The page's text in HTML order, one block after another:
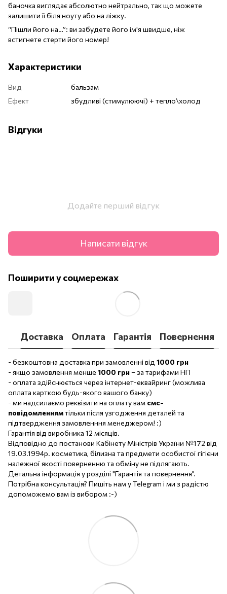
баночка виглядає абсолютно нейтрально, так що можете
залишити її біля ноуту або на ліжку.
“Пішли його на…”: ви забудете його ім'я швидше, ніж
встигнете стерти його номер!
Характеристики
Вид
бальзам
Ефект
збудливі (стимулюючі) + тепло\холод
Відгуки
Додайте перший відгук
Написати відгук
Поширити у соцмережах
Доставка Оплата Гарантія Повернення
- безкоштовна доставка при замовленні від 1000 грн
- якщо замовлення менше 1000 грн– за тарифами НП
- оплата здійснюється через інтернет-еквайринг (можлива
оплата карткою будь-якого вашого банку)
- ми надсилаємо реквізити на оплату вам смс-
повідомленнямтільки після узгодження деталей та
підтвердження замовленння менеджером! :)
Гарантія від виробника 12 місяців.
Відповідно до постанови Кабінету Міністрів України №172 від
19.03.1994р. косметика, білизна та предмети особистої гігієни
належної якості поверненню та обміну не підлягають.
Детальна інформація у розділі "Гарантія та повернення".
Потрібна консультація? Пишіть нам у Telegram і ми з радістю
допоможемо вам із вибором :-)